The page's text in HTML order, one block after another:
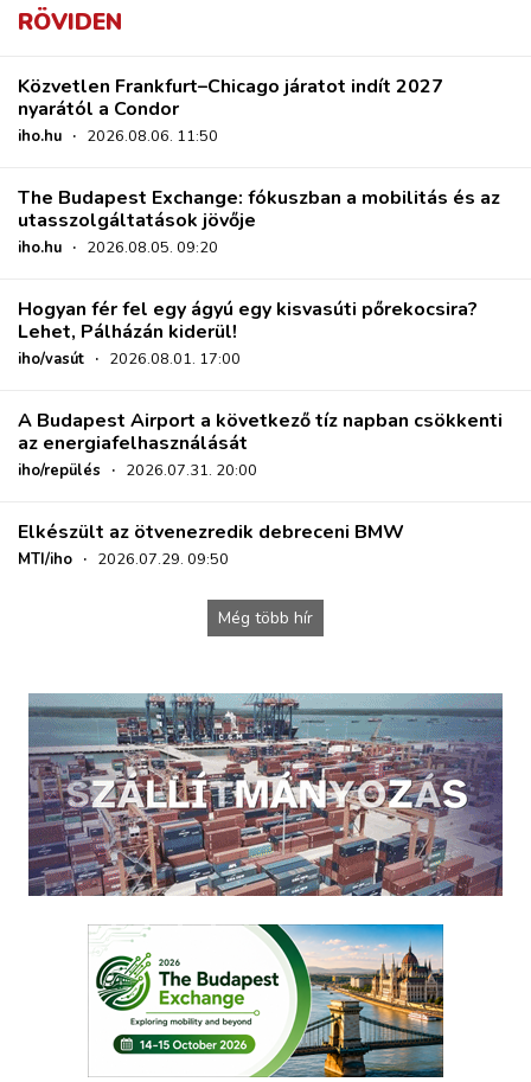
RÖVIDEN
Közvetlen Frankfurt–Chicago járatot indít 2027
nyarától a Condor
iho.hu · 2026.08.06. 11:50
The Budapest Exchange: fókuszban a mobilitás és az
utasszolgáltatások jövője
iho.hu · 2026.08.05. 09:20
Hogyan fér fel egy ágyú egy kisvasúti pőrekocsira?
Lehet, Pálházán kiderül!
iho/vasút · 2026.08.01. 17:00
A Budapest Airport a következő tíz napban csökkenti
az energiafelhasználását
iho/repülés · 2026.07.31. 20:00
Elkészült az ötvenezredik debreceni BMW
MTI/iho · 2026.07.29. 09:50
Még több hír